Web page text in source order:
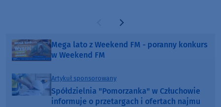
Poprzednia strona
Następna strona
Mega lato z Weekend FM - poranny konkurs
w Weekend FM
Artykuł sponsorowany
Spółdzielnia "Pomorzanka" w Człuchowie
informuje o przetargach i ofertach najmu